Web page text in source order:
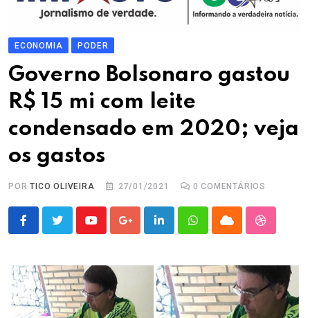
ECONOMIA PODER
Governo Bolsonaro gastou
R$ 15 mi com leite
condensado em 2020; veja
os gastos
PORTICO OLIVEIRA 27/01/2021 0 COMENTÁRIOS
YoutubeGoogle+LinkedInWhatsappCloud